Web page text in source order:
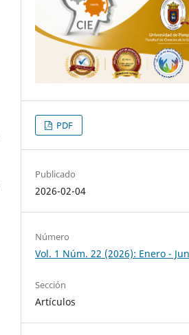
PDF
Publicado
2026-02-04
Número
Vol. 1 Núm. 22 (2026): Enero -
Sección
Artículos